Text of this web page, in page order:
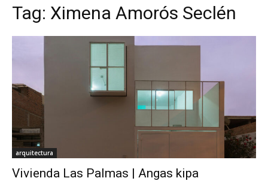
Tag: Ximena Amorós Seclén
arquitectura
Vivienda Las Palmas | Angas kipa